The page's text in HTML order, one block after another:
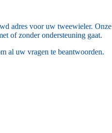
adres voor uw tweewieler. Onze
of zonder ondersteuning gaat.
al uw vragen te beantwoorden.